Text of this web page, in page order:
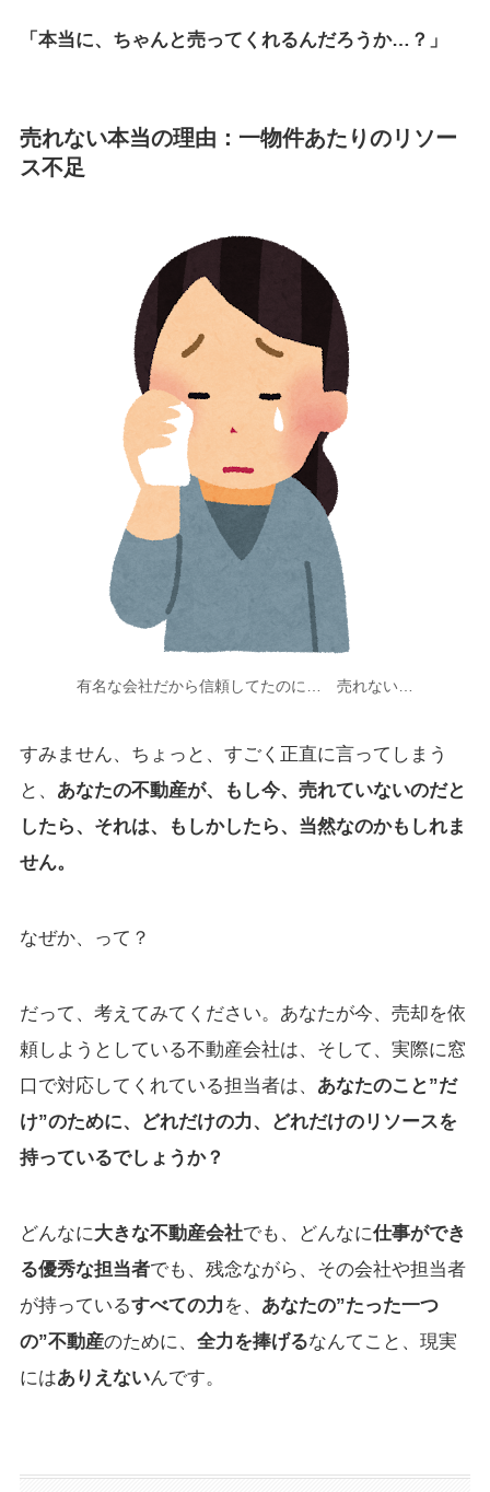
「本当に、ちゃんと売ってくれるんだろうか…？」
売れない本当の理由：一物件あたりのリソー
ス不足
有名な会社だから信頼してたのに… 売れない…
すみません、ちょっと、すごく正直に言ってしまう
と、 あなたの不動産が、もし今、売れていないのだと
したら、それは、もしかしたら、当然なのかもしれま
せん。
なぜか、って？
だって、考えてみてください。あなたが今、売却を依
頼しようとしている不動産会社は、そして、実際に窓
口で対応してくれている担当者は、 あなたのこと”だ
け”のために、どれだけの力、どれだけのリソースを
持っているでしょうか？
どんなに大きな不動産会社でも、どんなに仕事ができ
る優秀な担当者でも、残念ながら、その会社や担当者
が持っているすべての力 を、 あなたの”たった一つ
の”不動産のために、 全力を捧げるなんてこと、現実
にはありえないんです。